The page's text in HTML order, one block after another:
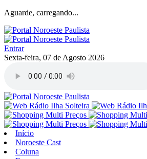
Aguarde, carregando...
Entrar
Sexta-feira, 07 de Agosto 2026
Início
Noroeste Cast
Coluna